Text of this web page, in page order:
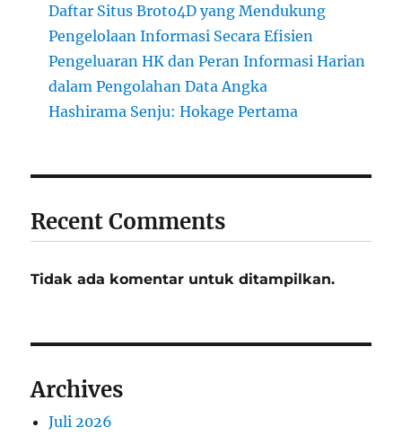
Daftar Situs Broto4D yang Mendukung
Pengelolaan Informasi Secara Efisien
Pengeluaran HK dan Peran Informasi Harian
dalam Pengolahan Data Angka
Hashirama Senju: Hokage Pertama
Recent Comments
Tidak ada komentar untuk ditampilkan.
Archives
Juli 2026